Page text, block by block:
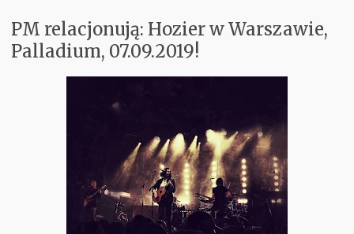
Koncerty
Aktualnie w Głośnikach
Subiektywnie
PM relacjonują: Hozier w Warszawie,
Palladium, 07.09.2019!